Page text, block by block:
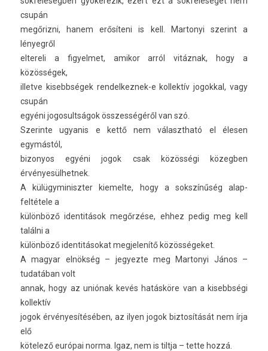
csupán
megőrizni, hanem erősíteni is kell. Mar­tonyi szerint a
lényegről
el­tereli a figyel­met, amikor arról vitáznak, hogy a
közösségek,
il­let­ve kisebbségek rendelkeznek-e kol­lektív jogokk­al, vagy
csupán
egyéni jogosultságok összes­ségéről van szó.
Szerin­te ugyanis e kettő nem választható el élesen
egymástól,
bi­zonyos egyéni jogok csak közösségi közegb­en
érvényesül­hetnek.
A külügyminiszt­er kiemel­te, hogy a sokszínűség al­ap­
feltétele a
különböző iden­titások megőrzése, ehhez pedig meg kell
találni a
különböző iden­titásokat meg­jelenítő közösségeket.
A magyar elnökség – jegyez­te meg Mar­tonyi János –
tudatában volt
annak, hogy az uniónak kevés hatásköre van a kisebbségi
kol­lektív
jogok érvényesítésében, az ilyen jogok bi­ztosítását nem írja
elő
kötelező európai norma. Igaz, nem is tiltja – tette hozzá.